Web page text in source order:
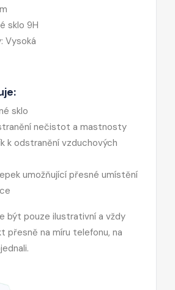
sklo 9H
Vysoká
sklo
nečistot a mastnosty
k odstranění vzduchových
umožňující přesné umístění
být pouze ilustrativní a vždy
přesně na míru telefonu, na